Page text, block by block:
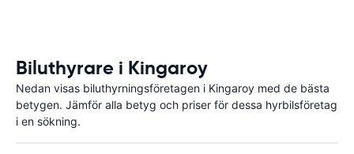
Biluthyrare i Kingaroy
Nedan visas biluthyrningsföretagen i Kingaroy med de bästa
betygen. Jämför alla betyg och priser för dessa hyrbilsföretag
i en sökning.